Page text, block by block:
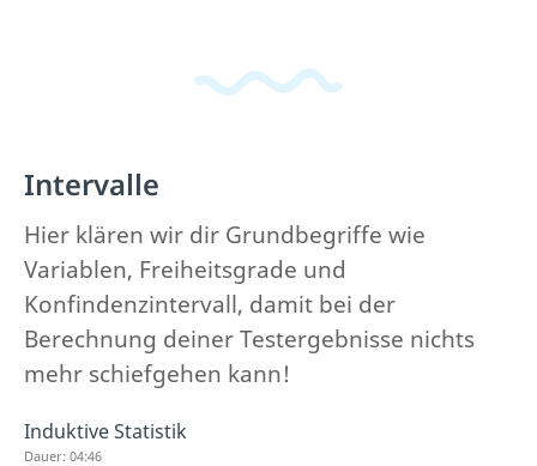
Intervalle
Hier klären wir dir Grundbegriffe wie
Variablen, Freiheitsgrade und
Konfindenzintervall, damit bei der
Berechnung deiner Testergebnisse nichts
mehr schiefgehen kann!
Induktive Statistik
Dauer: 04:46